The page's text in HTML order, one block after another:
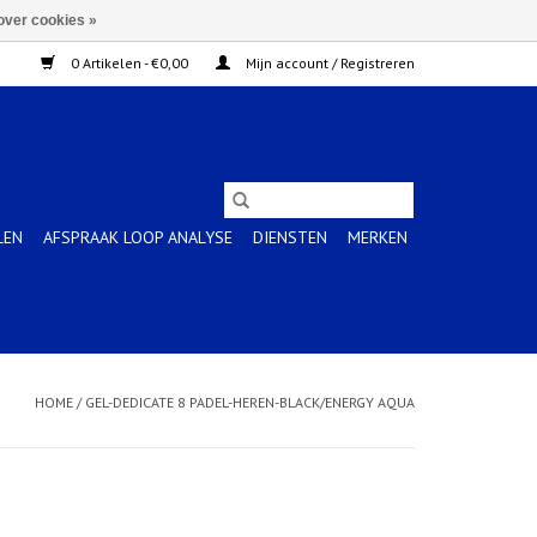
0 Artikelen - €0,00 Mijn account / Registreren
AFSPRAAK LOOP ANALYSE DIENSTEN MERKEN
HOME / GEL-DEDICATE 8 PADEL-HEREN-BLACK/ENERGY AQUA
cookies »